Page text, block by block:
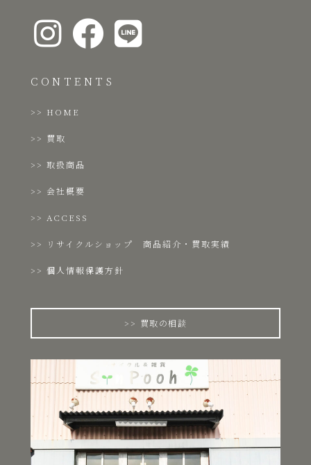
CONTENTS
HOME
買取
取扱商品
会社概要
ACCESS
リサイクルショップ 商品紹介・買取実績
個人情報保護方針
買取の相談